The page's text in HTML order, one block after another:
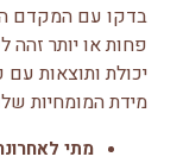
בדקו עם המקדם
פחות או יותר
יכולת ותוצאות
מידת המומחיות
מתי